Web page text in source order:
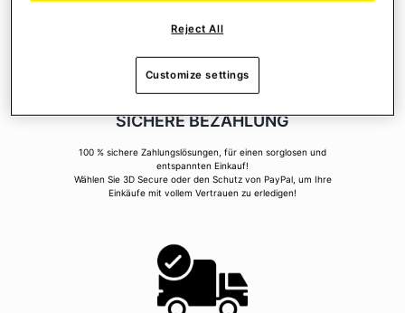
SICHERE BEZAHLUNG
100 % sichere Zahlungslösungen, für einen sorglosen und
entspannten Einkauf!
Wählen Sie 3D Secure oder den Schutz von PayPal, um Ihre
Einkäufe mit vollem Vertrauen zu erledigen!
Reject All
Customize settings